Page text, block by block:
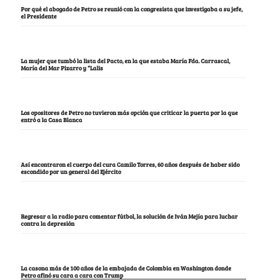
Por qué el abogado de Petro se reunió con la congresista que investigaba a su jefe,
el Presidente
La mujer que tumbó la lista del Pacto, en la que estaba María Fda. Carrascal,
María del Mar Pizarro y “Lalis
Los opositores de Petro no tuvieron más opción que criticar la puerta por la que
entró a la Casa Blanca
Así encontraron el cuerpo del cura Camilo Torres, 60 años después de haber sido
escondido por un general del Ejército
Regresar a la radio para comentar fútbol, la solución de Iván Mejía para luchar
contra la depresión
La casona más de 100 años de la embajada de Colombia en Washington donde
Petro afinó su cara a cara con Trump